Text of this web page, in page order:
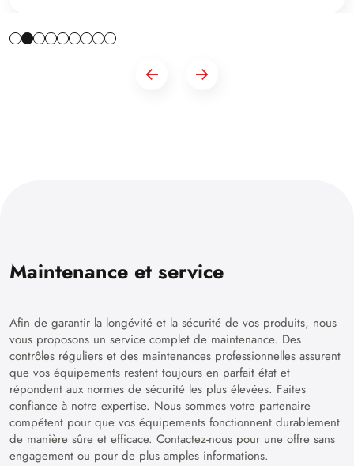
Maintenance et service
Afin de garantir la longévité et la sécurité de vos produits, nous
vous proposons un service complet de maintenance. Des
contrôles réguliers et des maintenances professionnelles assurent
que vos équipements restent toujours en parfait état et
répondent aux normes de sécurité les plus élevées. Faites
confiance à notre expertise. Nous sommes votre partenaire
compétent pour que vos équipements fonctionnent durablement
de manière sûre et efficace. Contactez-nous pour une offre sans
engagement ou pour de plus amples informations.